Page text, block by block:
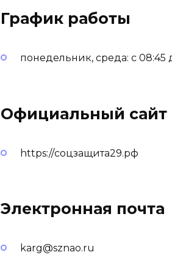
График работы
понедельник, среда: с 08:45
Официальный сайт
https://соцзащита29.рф
Электронная почта
karg@sznao.ru